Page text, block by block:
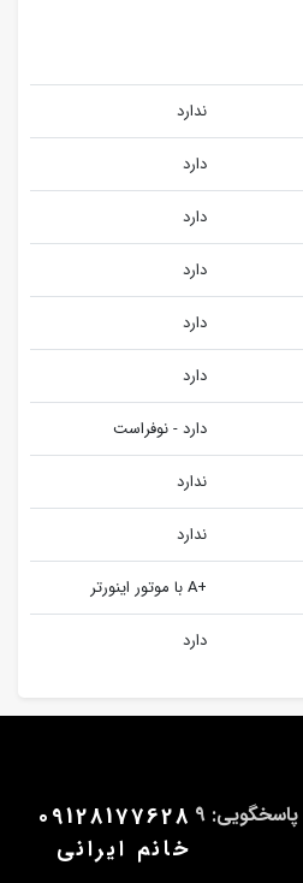
ندارد
دارد
دارد
دارد
دارد
دارد
دارد - نوفراست
ندارد
ندارد
+A با موتور اینورتر
دارد
کارشناس فروش: ساعت پاسخگویی: 9 09128177628
خانم ایرانی